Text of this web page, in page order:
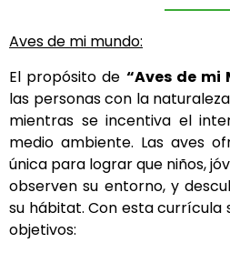
Aves de mi mundo:
El propósito de “Aves de mi
las personas con la
mientras se incentiva el
medio ambiente. Las aves
única para lograr que niños,
observen su entorno, y
su hábitat. Con esta currícula
objetivos: